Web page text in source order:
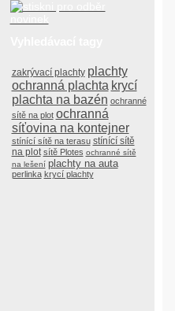
zakrývací plachty plachty
ochranná plachta krycí
plachta na bazén ochranné
sítě na plot ochranná
síťovina na kontejner
stínící sítě na terasu stínící sítě
na plot sítě Plotes ochranné sítě
na lešení plachty na auta
perlinka krycí plachty